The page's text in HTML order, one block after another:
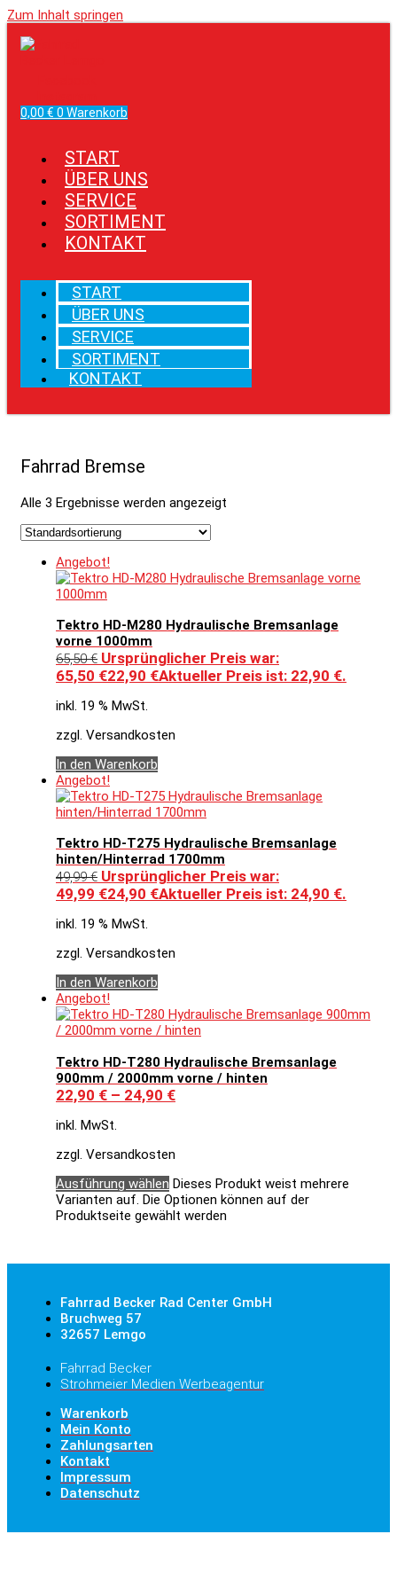
Zum Inhalt springen
0,00 € 0 Warenkorb
START
ÜBER UNS
SERVICE
SORTIMENT
KONTAKT
START
ÜBER UNS
SERVICE
SORTIMENT
KONTAKT
Fahrrad Bremse
Alle 3 Ergebnisse werden angezeigt
Angebot!
Tektro HD-M280 Hydraulische Bremsanlage
vorne 1000mm
65,50€ Ursprünglicher Preis war:
65,50 €22,90 €Aktueller Preis ist: 22,90 €.
inkl. 19 % MwSt.
zzgl. Versandkosten
In den Warenkorb
Angebot!
Tektro HD-T275 Hydraulische Bremsanlage
hinten/Hinterrad 1700mm
49,99€ Ursprünglicher Preis war:
49,99 €24,90 €Aktueller Preis ist: 24,90 €.
inkl. 19 % MwSt.
zzgl. Versandkosten
In den Warenkorb
Angebot!
Tektro HD-T280 Hydraulische Bremsanlage
900mm / 2000mm vorne / hinten
22,90 € – 24,90 €
inkl. MwSt.
zzgl. Versandkosten
Ausführung wählen Dieses Produkt weist mehrere
Varianten auf. Die Optionen können auf der
Produktseite gewählt werden
Fahrrad Becker Rad Center GmbH
Bruchweg 57
32657 Lemgo
Fahrrad Becker
Strohmeier Medien Werbeagentur
Warenkorb
Mein Konto
Zahlungsarten
Kontakt
Impressum
Datenschutz